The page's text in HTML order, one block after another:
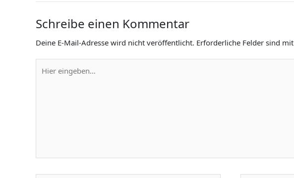
Schreibe einen Kommentar
Deine E-Mail-Adresse wird nicht veröffentlicht. Erforderliche Felder sind mit
eingeben…